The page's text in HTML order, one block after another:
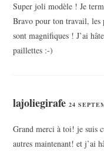
Super joli modèle ! Je
Bravo pour ton travail, les
sont magnifiques ! J’ai
paillettes :-)
lajoliegirafe 24
Grand merci à toi! je suis
autres maintenant! et j’ai